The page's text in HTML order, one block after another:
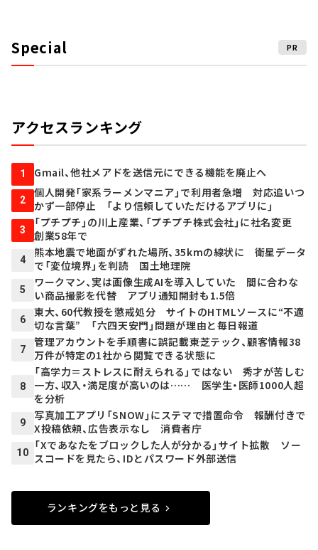
Special PR
アクセスランキング
1 Gmail、他社メアドを送信元にできる機能を廃止へ
2
個人開発「家系ラーメンマニア」で利用者急増 対応追いつ
かず一部停止 「より信頼していただけるアプリに」
3
「プチプチ」の川上産業、「プチプチ株式会社」に社名変更
創業58年で
4
熊本地震で地面がずれた場所、35kmの線状に 衛星データ
で「変位境界」を判読 国土地理院
5
ワークマン、実は画像生成AIを導入していた 間に合わな
い商品撮影を代替 アプリ通知開封も1.5倍
6
東大、60代教授を懲戒処分 サイトのHTMLソースに“不適
切な言葉” 「六四天安門」問題が理由と毎日報道
7
管理アカウントを手順書に誤記載――東芝テック、顧客情報38
万件が特定の1社から閲覧できる状態に
8
「高学力＝ストレスに耐えられる」ではない 秀才が苦しむ
一方、収入・満足度が高いのは…… 医学生・医師1000人超
を分析
9
写真加工アプリ「SNOW」にステマで措置命令 報酬付きで
X投稿依頼、広告表示なし 消費者庁
10
「Xであなたをブロックした人が分かる」サイト拡散 ソー
スコードを見たら、IDとパスワード外部送信
ランキングをもっと見る